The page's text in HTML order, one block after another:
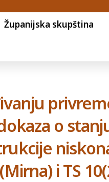
Županijska skupština
o
i TS